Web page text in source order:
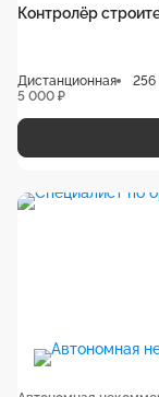
Контролёр
Дистанционная
256
5 000 ₽